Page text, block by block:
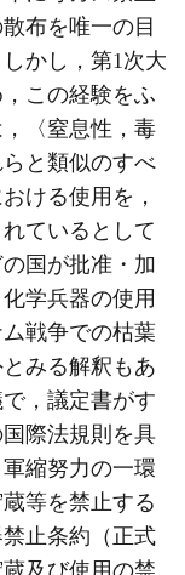
布を唯一の目
かし，第1次大
この経験をふ
，〈窒息性，毒
と類似のすべ
ける使用を，
ているとして
国が批准・加
学兵器の使用
戦争での枯葉
みる解釈もあ
，議定書がす
際法規則を具
縮努力の一環
等を禁止する
止条約（正式
及び使用の禁